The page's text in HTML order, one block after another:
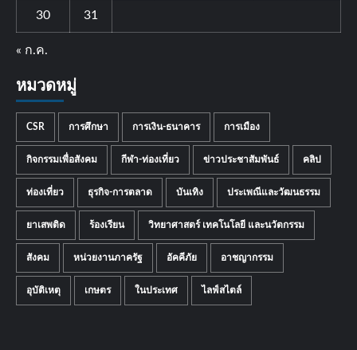
30 31
« ก.ค.
หมวดหมู่
CSR การศึกษา การเงิน-ธนาคาร การเมือง
กิจกรรมเพื่อสังคม กีฬา-ท่องเที่ยว ข่าวประชาสัมพันธ์ คลิป
ท่องเที่ยว ธุรกิจ-การตลาด บันเทิง ประเพณีและวัฒนธรรม
ยาเสพติด ร้องเรียน วิทยาศาสตร์ เทคโนโลยี และนวัตกรรม
สังคม หน่วยงานภาครัฐ อัคคีภัย อาชญากรรม
อุบัติเหตุ เกษตร ในประเทศ ไลฟ์สไตล์